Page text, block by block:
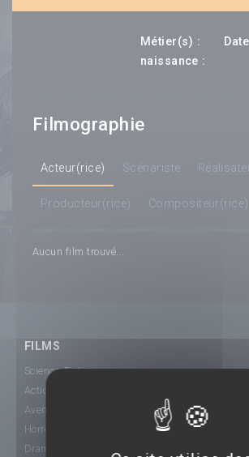
Métier(s) :
naissance :
Filmographie
Acteur(rice) Scénariste
Producteur(rice) Compositeur(rice)
Aucun film trouvé...
FILMS
Science-Fiction
Action
Aventure
Horreur
Drame